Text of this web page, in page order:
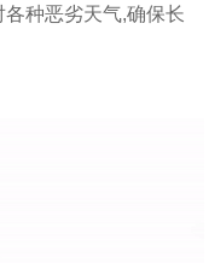
种恶劣天气,确保长